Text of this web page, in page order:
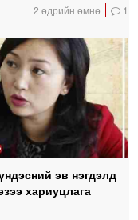
2 өдрийн өмнө 1
эв нэгдэлд
хариуцлага